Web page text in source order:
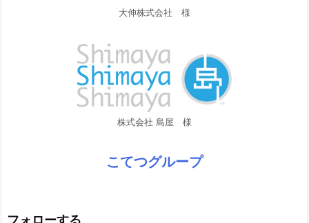
大伸株式会社 様
株式会社 島屋 様
こてつグループ
フォローする